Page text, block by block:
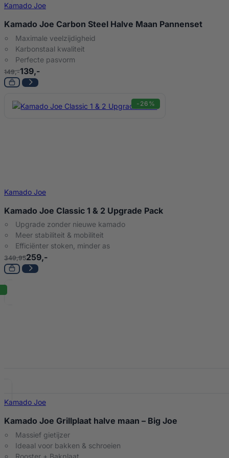
Kamado Joe
Kamado Joe Carbon Steel Halve Maan Pannenset
Maximale veelzijdigheid
Karbonstaal kwaliteit
Perfecte pasvorm
149,-139,-
-26%
Kamado Joe
Kamado Joe Classic 1 & 2 Upgrade Pack
Upgrade zonder nieuwe kamado
Meer stabiliteit & mobiliteit
Efficiënter stoken, minder as
349,95259,-
Kamado Joe
Kamado Joe Grillplaat halve maan – Big Joe
Massief gietijzer
Ideaal voor bakken & schroeien
Rooster + Bakplaat